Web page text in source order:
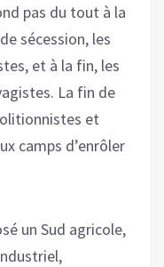
pas du tout à la
sécession, les
et à la fin, les
La fin de
et
camps d’enrôler
un Sud agricole,